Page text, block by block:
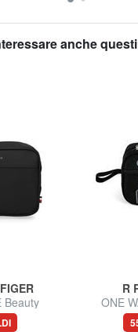
anche
Beauty
R
ONE